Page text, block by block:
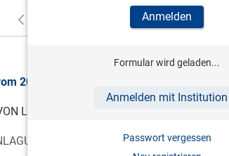
Anmelden
Formular wird geladen...
Anmelden mit Institution
Passwort vergessen
NÄCHSTER
20.12.2021, LStR 2002, 2021-0.834.943
LOHNSTEUERPFLICHTIGEN EINKÜNFTEN (
( § 41 ABS. 1 ESTG 1988)